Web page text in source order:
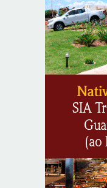
alimentos e de
PL quer assegurar
segurança
Sala de Concerto,
Gnattali nesta sexta
CNI defende
descarbonização